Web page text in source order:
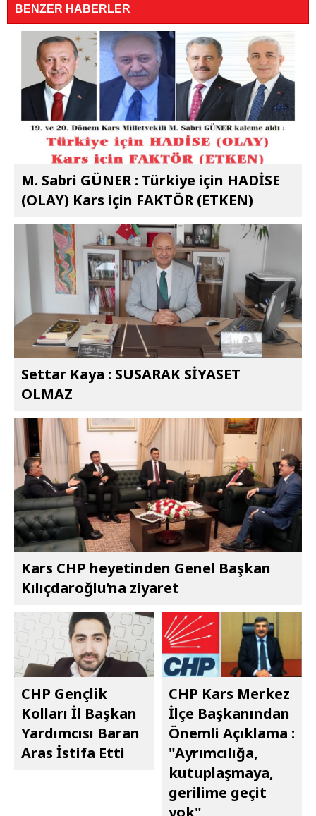
BENZER HABERLER
M. Sabri GÜNER : Türkiye için HADİSE
(OLAY) Kars için FAKTÖR (ETKEN)
Settar Kaya : SUSARAK SİYASET
OLMAZ
Kars CHP heyetinden Genel Başkan
Kılıçdaroğlu’na ziyaret
CHP Gençlik
Kolları İl Başkan
Yardımcısı Baran
Aras İstifa Etti
CHP Kars Merkez
İlçe Başkanından
Önemli Açıklama :
"Ayrımcılığa,
kutuplaşmaya,
gerilime geçit
yok"